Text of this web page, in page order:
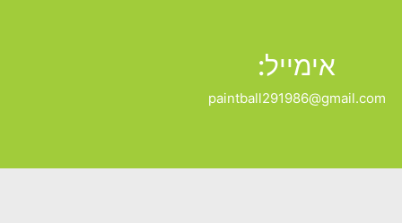
אימייל:
paintball291986@gmail.com